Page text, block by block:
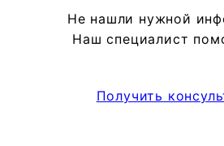
Не нашли нужной
Наш специалист
Получить